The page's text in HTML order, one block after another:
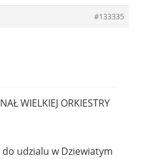
#133335
WIELKIEJ ORKIESTRY
udzialu w Dziewiatym